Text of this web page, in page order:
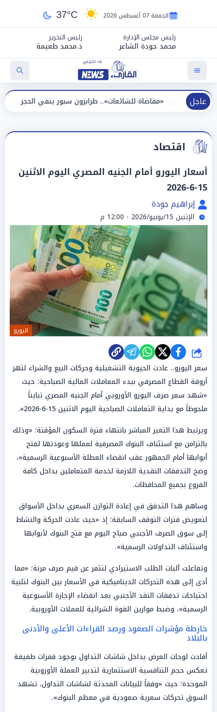
الجمعة 07 أغسطس 2026 37°C
رئيس مجلس الإدارة
محمد جودة الشاعر
رئيس التحرير
د.محمد طعيمة
عاجل
«مقاضاة للشائعات».. طرابزون سبور ينفي الحجز على مستحقات
اقتصاد
أسعار اليورو أمام الجنيه المصري اليوم الاثنين
15-6-2026
إبراهيم جودة
الإثنين 15/يونيو/2026 - 12:00 م
اليورو
شارك
سعر اليورو.. عادت الحيوية التشغيلية وحركات البيع والشراء لتهز
أروقة القطاع المصرفي ببدء المعاملات المالية الصباحية؛ حيث
«شهد سعر صرف اليورو الأوروبي أمام الجنيه المصري تبايناً
ملحوظاً مع بداية التعاملات الصباحية اليوم الاثنين 15-6-2026».
ويرتبط هذا التغير المباشر بانتهاء فترة السكون المؤقتة؛ «وذلك
بالتزامن مع استئناف البنوك المصرفية لعملها وعودتها لفتح
أبوابها أمام الجمهور عقب انقضاء العطلة الأسبوعية الرسمية»،
وضخ التدفقات النقدية اللازمة لخدمة المتعاملين بداخل كافة
الفروع بجميع المحافظات.
وساهم هذا التدفق في إعادة التوازن السعري بداخل الأسواق
لتعويض فترات التوقف السابقة؛ إذ «حيث عادت الحركة والنشاط
إلى سوق الصرف الأجنبي صباح اليوم مع فتح البنوك لأبوابها
واستئناف التداولات الرسمية».
وتفاعلت آليات الطلب الاستيرادي لتثمر عن قيم صرف مرنة؛ «مما
أدى إلى هذه التحركات الديناميكية في الأسعار بين البنوك لتلبية
احتياجات تدفقات النقد الأجنبي بعد انقضاء الإجازة الأسبوعية
الرسمية»، وضبط موازين القوة الشرائية للعملات الأوروبية.
خارطة مؤشرات الصعود ورصد القراءات الأعلى والأدنى
بالبلاد
أفادت لوحات العرض بداخل شاشات التداول بوجود قفزات طفيفة
تعكس حجم التنافسية الاستثمارية لتدبير العملة الأوروبية
الموحدة؛ حيث «وفقاً للبيانات المحدثة لشاشات التداول، تشهد
السوق تحركات سعرية صعودية في معظم البنوك».